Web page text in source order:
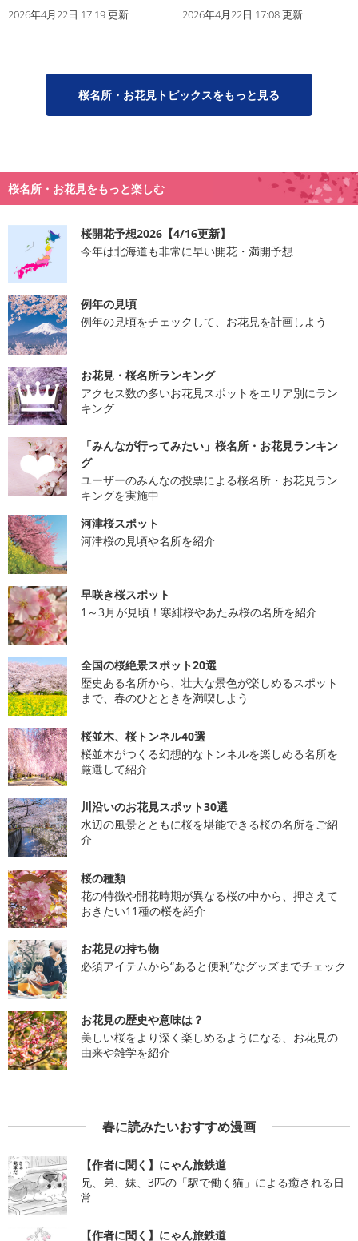
2026年4月22日 17:19 更新 2026年4月22日 17:08 更新
桜名所・お花見トピックスをもっと見る
桜名所・お花見をもっと楽しむ
桜開花予想2026【4/16更新】
今年は北海道も非常に早い開花・満開予想
例年の見頃
例年の見頃をチェックして、お花見を計画しよう
お花見・桜名所ランキング
アクセス数の多いお花見スポットをエリア別にラン
キング
「みんなが行ってみたい」桜名所・お花見ランキン
グ
ユーザーのみんなの投票による桜名所・お花見ラン
キングを実施中
河津桜スポット
河津桜の見頃や名所を紹介
早咲き桜スポット
1～3月が見頃！寒緋桜やあたみ桜の名所を紹介
全国の桜絶景スポット20選
歴史ある名所から、壮大な景色が楽しめるスポット
まで、春のひとときを満喫しよう
桜並木、桜トンネル40選
桜並木がつくる幻想的なトンネルを楽しめる名所を
厳選して紹介
川沿いのお花見スポット30選
水辺の風景とともに桜を堪能できる桜の名所をご紹
介
桜の種類
花の特徴や開花時期が異なる桜の中から、押さえて
おきたい11種の桜を紹介
お花見の持ち物
必須アイテムから“あると便利”なグッズまでチェック
お花見の歴史や意味は？
美しい桜をより深く楽しめるようになる、お花見の
由来や雑学を紹介
春に読みたいおすすめ漫画
【作者に聞く】にゃん旅鉄道
兄、弟、妹、3匹の「駅で働く猫」による癒される日
常
【作者に聞く】にゃん旅鉄道